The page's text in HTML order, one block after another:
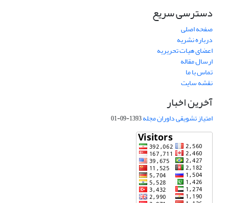
دسترسی سریع
صفحه اصلی
درباره نشریه
اعضای هیات تحریریه
ارسال مقاله
تماس با ما
نقشه سایت
آخرین اخبار
امتیاز تشویقی داوران مجله1393-09-01